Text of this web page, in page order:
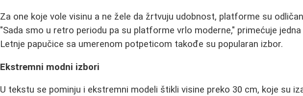
Za one koje vole visinu a ne žele da žrtvuju udobnost, platforme su
"Sada smo u retro periodu pa su platforme vrlo moderne," primećuje
Letnje papučice sa umerenom potpeticom takođe su popularan izbor.
Ekstremni modni izbori
U tekstu se pominju i ekstremni modeli štikli visine preko 30 cm, koje su